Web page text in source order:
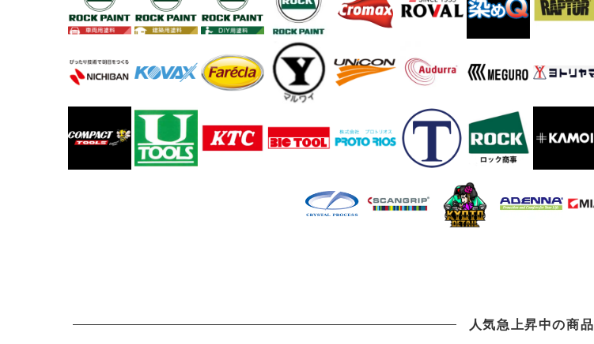
人気急上昇中の商品